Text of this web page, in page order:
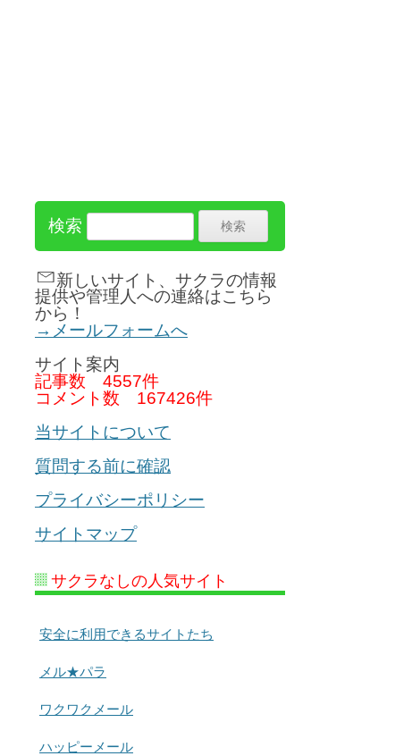
検索
新しいサイト、サクラの情報
提供や管理人への連絡はこちら
から！
→メールフォームへ
サイト案内
記事数 4557件
コメント数 167426件
当サイトについて
質問する前に確認
プライバシーポリシー
サイトマップ
サクラなしの人気サイト
安全に利用できるサイトたち
メル★パラ
ワクワクメール
ハッピーメール